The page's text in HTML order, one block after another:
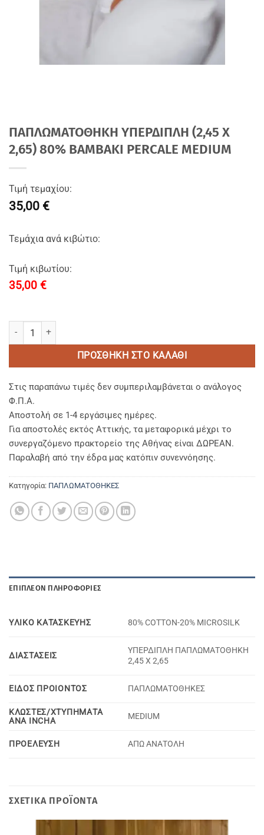
ΠΑΠΛΩΜΑΤΟΘΗΚΗ ΥΠΕΡΔΙΠΛΗ (2,45 Χ
2,65) 80% BAMBAKI PERCALE MEDIUM
Τιμή τεμαχίου:
35,00 €
Τεμάχια ανά κιβώτιο:
Τιμή κιβωτίου:
35,00 €
ΠΑΠΛΩΜΑΤΟΘΗΚΗ ΥΠΕΡΔΙΠΛΗ (2,45 Χ 2,65) 80% BAMBAKI
ΠΡΟΣΘΉΚΗ ΣΤΟ ΚΑΛΆΘΙ
Στις παραπάνω τιμές δεν συμπεριλαμβάνεται ο ανάλογος
Φ.Π.Α.
Αποστολή σε 1-4 εργάσιμες ημέρες.
Για αποστολές εκτός Αττικής, τα μεταφορικά μέχρι το
συνεργαζόμενο πρακτορείο της Αθήνας είναι ΔΩΡΕΑΝ.
Παραλαβή από την έδρα μας κατόπιν συνεννόησης.
Κατηγορία: ΠΑΠΛΩΜΑΤΟΘΗΚΕΣ
ΕΠΙΠΛΈΟΝ ΠΛΗΡΟΦΟΡΊΕΣ
YΛΙΚΟ KΑΤΑΣΚΕΥΗΣ 80% COTTON-20% MICROSILK
ΔΙΑΣΤΑΣΕΙΣ
ΥΠΕΡΔΙΠΛΗ ΠΑΠΛΩΜΑΤΟΘΗΚΗ
2,45 Χ 2,65
ΕΙΔΟΣ ΠΡΟΙΟΝΤΟΣ ΠΑΠΛΩΜΑΤΟΘΗΚΕΣ
ΚΛΩΣΤΕΣ/ΧΤΥΠΗΜΑΤΑ
ΑΝΑ INCHA
MEDIUM
ΠΡΟΕΛΕΥΣΗ ΑΠΩ ΑΝΑΤΟΛΗ
ΣΧΕΤΙΚΆ ΠΡΟΪΌΝΤΑ